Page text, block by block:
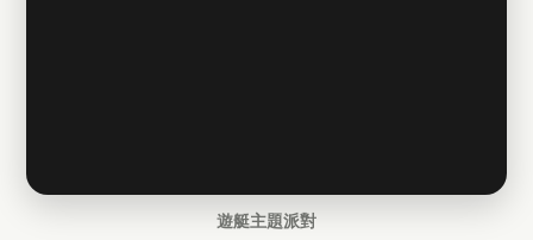
遊艇主題派對